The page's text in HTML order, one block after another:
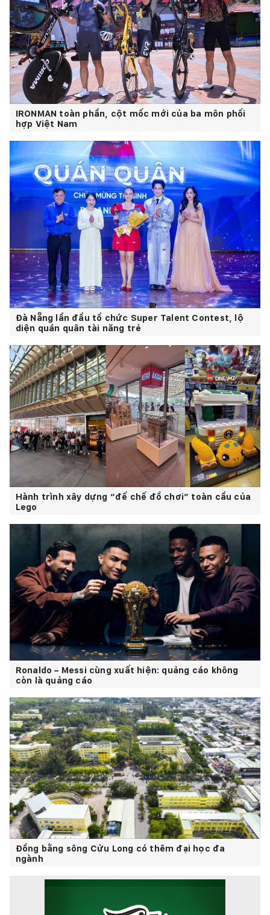
IRONMAN toàn phần, cột mốc mới của ba môn phối
hợp Việt Nam
Đà Nẵng lần đầu tổ chức Super Talent Contest, lộ
diện quán quân tài năng trẻ
Hành trình xây dựng “đế chế đồ chơi” toàn cầu của
Lego
Ronaldo – Messi cùng xuất hiện: quảng cáo không
còn là quảng cáo
Đồng bằng sông Cửu Long có thêm đại học đa
ngành